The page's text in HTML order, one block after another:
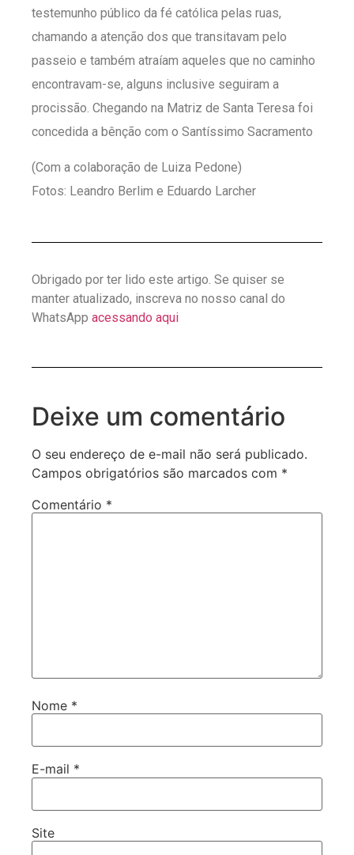
testemunho público da fé católica pelas ruas,
chamando a atenção dos que transitavam pelo
passeio e também atraíam aqueles que no caminho
encontravam-se, alguns inclusive seguiram a
procissão. Chegando na Matriz de Santa Teresa foi
concedida a bênção com o Santíssimo Sacramento
(Com a colaboração de Luiza Pedone)
Fotos: Leandro Berlim e Eduardo Larcher
Obrigado por ter lido este artigo. Se quiser se
manter atualizado, inscreva no nosso canal do
WhatsApp acessando aqui
Deixe um comentário
O seu endereço de e-mail não será publicado.
Campos obrigatórios são marcados com *
Comentário *
Nome *
E-mail *
Site